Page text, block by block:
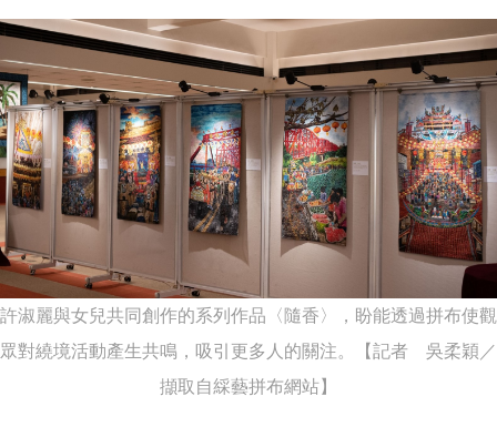
許淑麗與女兒共同創作的系列作品〈隨香〉，盼能透過拼布使觀
眾對繞境活動產生共鳴，吸引更多人的關注。【記者 吳柔穎／
擷取自綵藝拼布網站】